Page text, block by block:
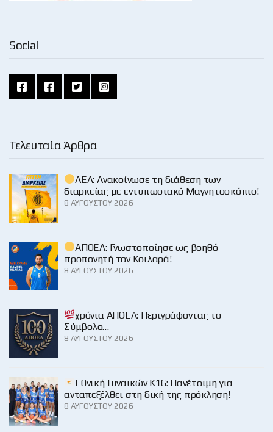
Social
Τελευταία Άρθρα
ΑΕΛ: Ανακοίνωσε τη διάθεση των
διαρκείας με εντυπωσιακό Μαγνητοσκόπιο!
8 ΑΥΓΟΎΣΤΟΥ 2026
ΑΠΟΕΛ: Γνωστοποίησε ως βοηθό
προπονητή τον Κοιλαρά!
8 ΑΥΓΟΎΣΤΟΥ 2026
χρόνια ΑΠΟΕΛ: Περιγράφοντας το
Σύμβολο…
8 ΑΥΓΟΎΣΤΟΥ 2026
Εθνική Γυναικών Κ16: Πανέτοιμη για
ανταπεξέλθει στη δική της πρόκληση!
8 ΑΥΓΟΎΣΤΟΥ 2026